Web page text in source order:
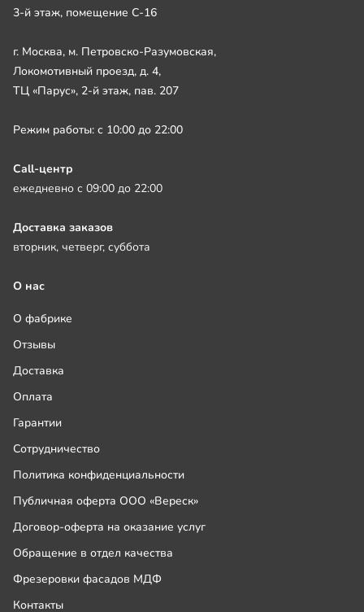
3-й этаж, помещение С-16
г. Москва, м. Петровско-Разумовская,
Локомотивный проезд, д. 4,
ТЦ «Парус», 2-й этаж, пав. 207
Режим работы: с 10:00 до 22:00
Call-центр
ежедневно с 09:00 до 22:00
Доставка заказов
вторник, четверг, суббота
О нас
О фабрике
Отзывы
Доставка
Оплата
Гарантии
Сотрудничество
Политика конфиденциальности
Публичная оферта ООО «Вереск»
Договор-оферта на оказание услуг
Обращение в отдел качества
Фрезеровки фасадов МДФ
Контакты